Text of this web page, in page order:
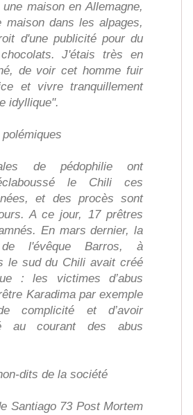
maison en Allemagne,
maison dans les alpages,
d'une publicité pour du
J'étais très en
de voir cet homme fuir
et vivre tranquillement
idyllique".
de pédophilie ont
le Chili ces
et des procès sont
A ce jour, 17 prêtres
En mars dernier, la
de l'évêque Barros, à
le sud du Chili avait créé
: les victimes d’abus
Karadima par exemple
complicité et d’avoir
au courant des abus
dits de la société
Santiago 73 Post Mortem